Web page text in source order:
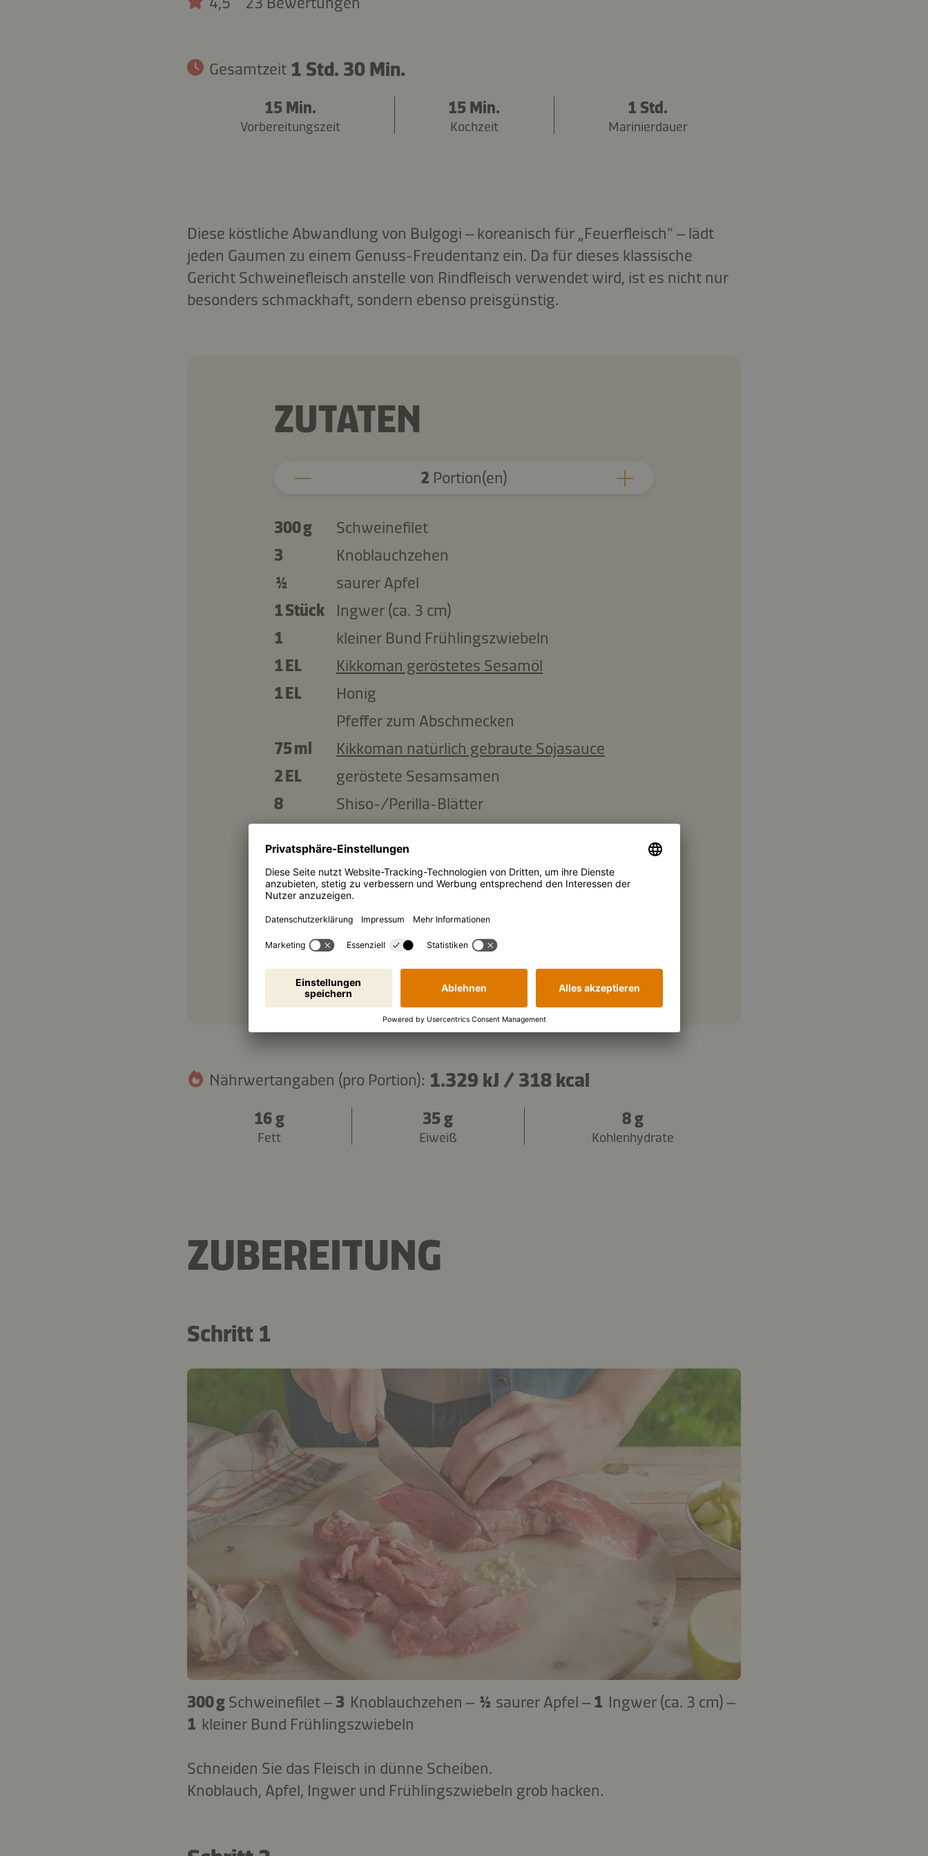
Gesamtzeit 1 Std. 30 Min.
15 Min.
Vorbereitungszeit
15 Min.
Kochzeit
1 Std.
Marinierdauer
Diese köstliche Abwandlung von Bulgogi – koreanisch für „Feuerfleisch" – lädt
jeden Gaumen zu einem Genuss-Freudentanz ein. Da für dieses klassische
Gericht Schweinefleisch anstelle von Rindfleisch verwendet wird, ist es nicht nur
besonders schmackhaft, sondern ebenso preisgünstig.
ZUTATEN
2 Portion(en)
300 g
Schweinefilet
3
Knoblauchzehen
½
saurer Apfel
1 Stück
Ingwer (ca. 3 cm)
1
kleiner Bund Frühlingszwiebeln
1 EL
Kikkoman geröstetes Sesamöl
1 EL
Honig
Pfeffer zum Abschmecken
75 ml
Kikkoman natürlich gebraute Sojasauce
2 EL
geröstete Sesamsamen
8
Shiso-/Perilla-Blätter
½ Bund
frischer Koriander
1
Salatgurke
Nährwertangaben (pro Portion): 1.329 kJ / 318 kcal
16 g
Fett
35 g
Eiweiß
8 g
Kohlenhydrate
ZUBEREITUNG
Schritt 1
300 g Schweinefilet – 3 Knoblauchzehen – ½ saurer Apfel – 1 Ingwer (ca. 3 cm) –
1 kleiner Bund Frühlingszwiebeln
Schneiden Sie das Fleisch in dünne Scheiben.
Knoblauch, Apfel, Ingwer und Frühlingszwiebeln grob hacken.